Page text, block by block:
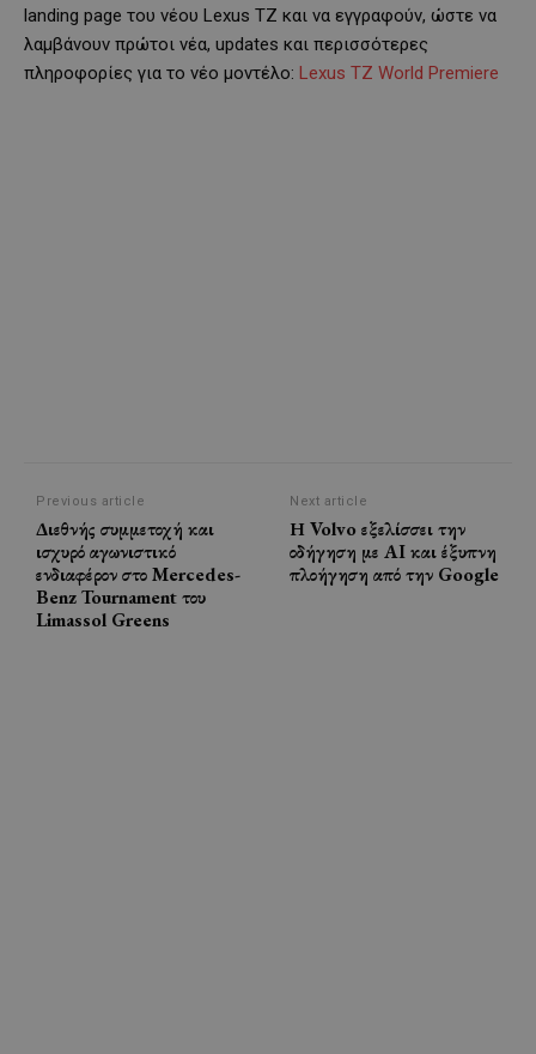
landing page του νέου Lexus TZ και να εγγραφούν, ώστε να
λαμβάνουν πρώτοι νέα, updates και περισσότερες
πληροφορίες για το νέο μοντέλο: Lexus TZ World Premiere
Previous article
Διεθνής συμμετοχή και
ισχυρό αγωνιστικό
ενδιαφέρον στο Mercedes-
Benz Tournament του
Limassol Greens
Next article
Η Volvo εξελίσσει την
οδήγηση με AI και έξυπνη
πλοήγηση από την Google